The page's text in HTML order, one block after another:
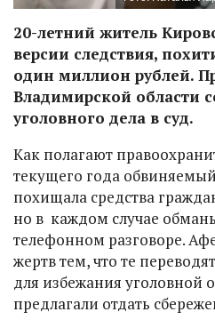
20-летний житель
версии следствия,
один миллион рублей.
Владимирской области
уголовного дела в суд.
Как полагают
текущего года
похищала средства
но в каждом случае
телефонном разговоре.
жертв тем, что те
для избежания уголовной
предлагали отдать